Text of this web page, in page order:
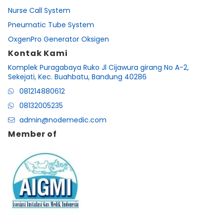
Nurse Call System
Pneumatic Tube System
OxgenPro Generator Oksigen
Kontak Kami
Komplek Puragabaya Ruko Jl Cijawura girang No A-2,
Sekejati, Kec. Buahbatu, Bandung 40286
081214880612
08132005235
admin@nodemedic.com
Member of